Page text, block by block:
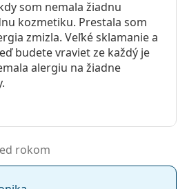
som nemala žiadnu
kozmetiku. Prestala som
zmizla. Veľké sklamanie a
budete vraviet ze každý je
alergiu na žiadne
rokom